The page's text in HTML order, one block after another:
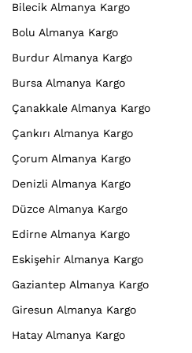
Bilecik Almanya Kargo
Bolu Almanya Kargo
Burdur Almanya Kargo
Bursa Almanya Kargo
Çanakkale Almanya Kargo
Çankırı Almanya Kargo
Çorum Almanya Kargo
Denizli Almanya Kargo
Düzce Almanya Kargo
Edirne Almanya Kargo
Eskişehir Almanya Kargo
Gaziantep Almanya Kargo
Giresun Almanya Kargo
Hatay Almanya Kargo